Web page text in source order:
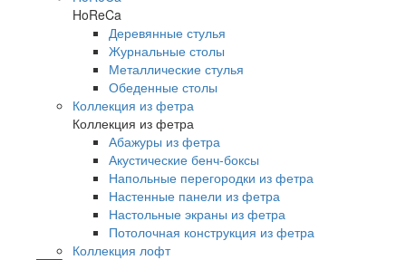
HoReCa
Деревянные стулья
Журнальные столы
Металлические стулья
Обеденные столы
Коллекция из фетра
Коллекция из фетра
Абажуры из фетра
Акустические бенч-боксы
Напольные перегородки из фетра
Настенные панели из фетра
Настольные экраны из фетра
Потолочная конструкция из фетра
Коллекция лофт